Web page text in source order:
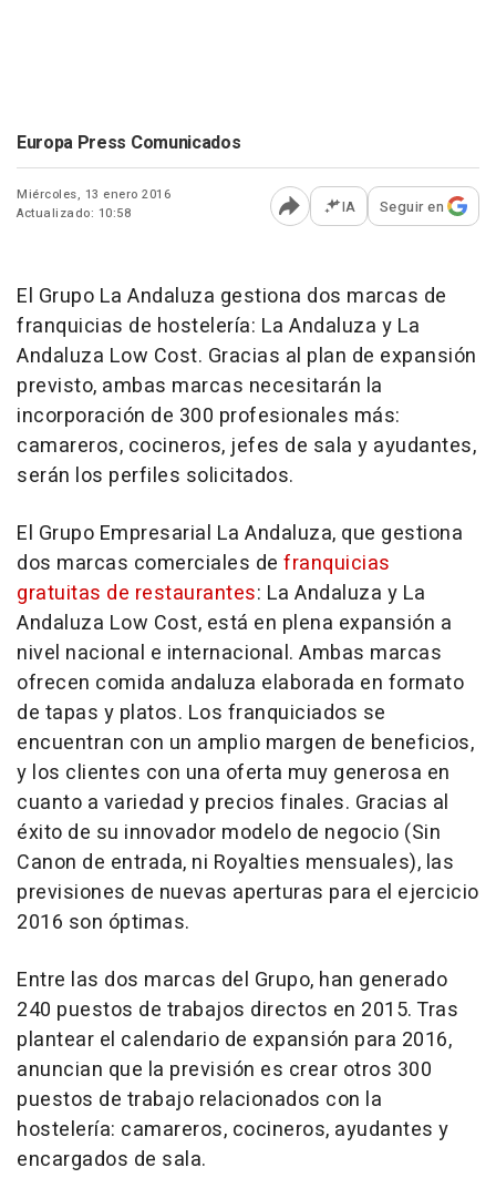
Europa Press Comunicados
Miércoles, 13 enero 2016
Actualizado: 10:58
Abrir opciones para
IA Seguir en
El Grupo La Andaluza gestiona dos marcas de
franquicias de hostelería: La Andaluza y La
Andaluza Low Cost. Gracias al plan de expansión
previsto, ambas marcas necesitarán la
incorporación de 300 profesionales más:
camareros, cocineros, jefes de sala y ayudantes,
serán los perfiles solicitados.
El Grupo Empresarial La Andaluza, que gestiona
dos marcas comerciales de franquicias
gratuitas de restaurantes: La Andaluza y La
Andaluza Low Cost, está en plena expansión a
nivel nacional e internacional. Ambas marcas
ofrecen comida andaluza elaborada en formato
de tapas y platos. Los franquiciados se
encuentran con un amplio margen de beneficios,
y los clientes con una oferta muy generosa en
cuanto a variedad y precios finales. Gracias al
éxito de su innovador modelo de negocio (Sin
Canon de entrada, ni Royalties mensuales), las
previsiones de nuevas aperturas para el ejercicio
2016 son óptimas.
Entre las dos marcas del Grupo, han generado
240 puestos de trabajos directos en 2015. Tras
plantear el calendario de expansión para 2016,
anuncian que la previsión es crear otros 300
puestos de trabajo relacionados con la
hostelería: camareros, cocineros, ayudantes y
encargados de sala.